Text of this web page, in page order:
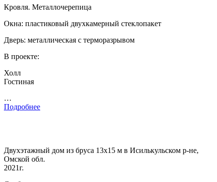
Кровля. Металлочерепица
Окна: пластиковый двухкамерный стеклопакет
Дверь: металлическая с терморазрывом
В проекте:
Холл
Гостиная
…
Подробнее
Двухэтажный дом из бруса 13х15 м в Исилькульском р-не,
Омской обл.
2021г.